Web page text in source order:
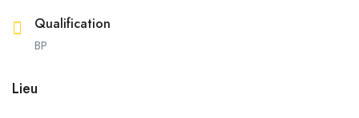
Qualification
BP
Lieu